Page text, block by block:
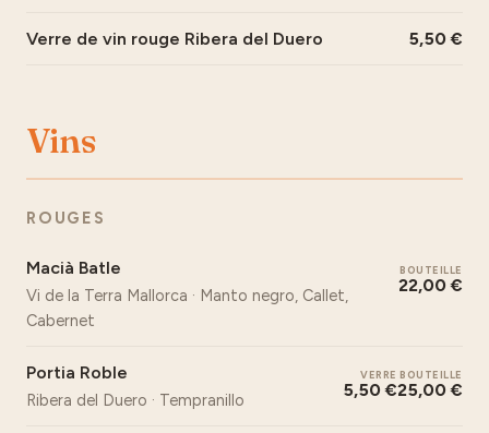
Verre de vin rouge Ribera del Duero 5,50
Vins
ROUGES
Macià Batle
Vi de la Terra Mallorca · Manto negro, Callet,
Cabernet
BOUTEILLE
22,00 €
Portia Roble
Ribera del Duero · Tempranillo
VERRE
5,50 €
BOUTEILLE
25,00 €